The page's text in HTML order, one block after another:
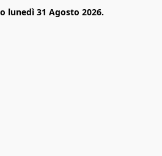
lunedì 31 Agosto 2026.